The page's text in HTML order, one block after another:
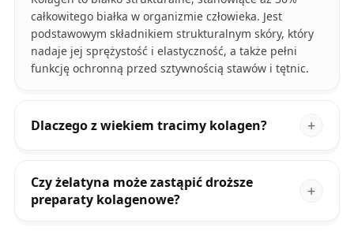
całkowitego białka w organizmie człowieka. Jest
podstawowym składnikiem strukturalnym skóry, który
nadaje jej sprężystość i elastyczność, a także pełni
funkcję ochronną przed sztywnością stawów i tętnic.
Dlaczego z wiekiem tracimy kolagen?
Czy żelatyna może zastąpić droższe
preparaty kolagenowe?